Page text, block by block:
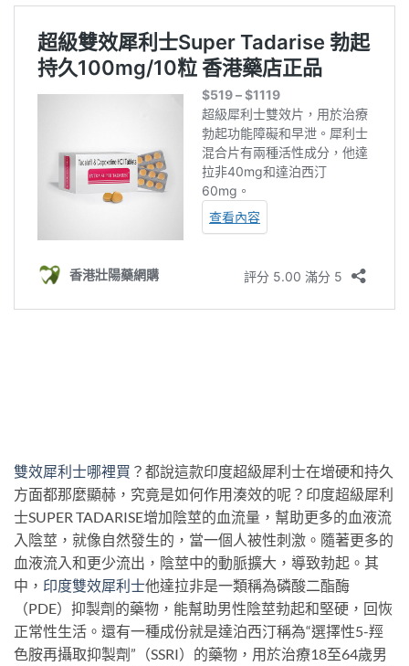
雙效犀利士哪裡買 ？都說這款印度超級犀利士在增硬和持久
方面都那麼顯赫，究竟是如何作用湊效的呢？印度超級犀利
士SUPER TADARISE增加陰莖的血流量，幫助更多的血液流
入陰莖，就像自然發生的，當一個人被性刺激。隨著更多的
血液流入和更少流出，陰莖中的動脈擴大，導致勃起。其
中， 印度雙效犀利士他達拉非是一類稱為磷酸二酯酶
（PDE）抑製劑的藥物，能幫助男性陰莖勃起和堅硬，回恢
正常性生活。還有一種成份就是達泊西汀稱為“選擇性5-羥
色胺再攝取抑製劑”（SSRI）的藥物，用於治療18至64歲男